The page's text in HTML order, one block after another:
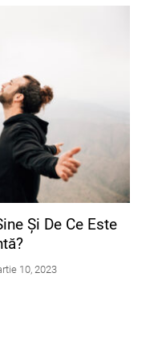
Și De Ce Este
10, 2023